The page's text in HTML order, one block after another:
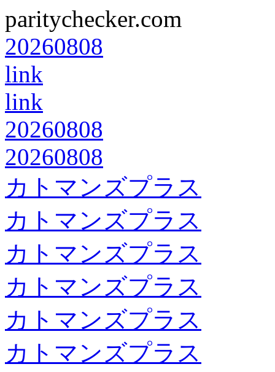
paritychecker.com
20260808
link
link
20260808
20260808
カトマンズプラス
カトマンズプラス
カトマンズプラス
カトマンズプラス
カトマンズプラス
カトマンズプラス